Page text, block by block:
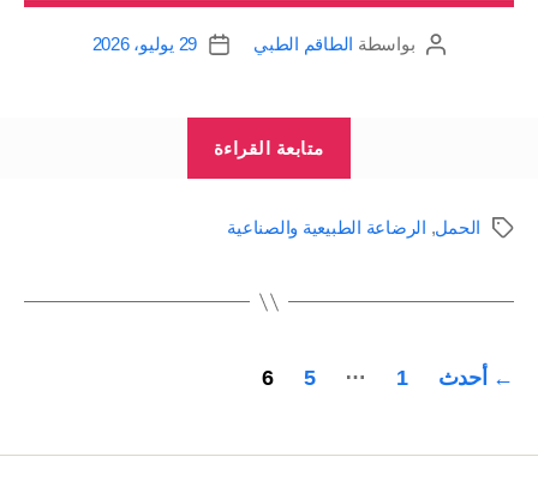
كاتببواسطة الطاقم الطبي
تاريخ
29 يوليو، 2026
متابعة القراءة
الوسومالحمل, الرضاعة الطبيعية والصناعية
تعدد
المقالات
← أحدث 1
…
5
6